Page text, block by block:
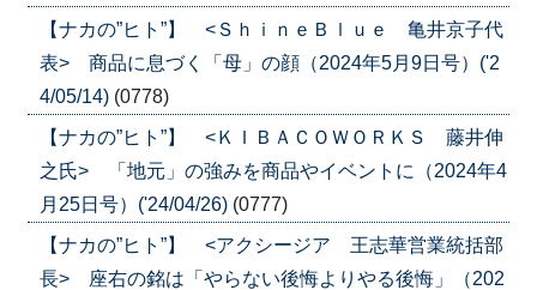
【ナカの”ヒト”】 <ＳｈｉｎｅＢｌｕｅ 亀井京子代
表> 商品に息づく「母」の顔（2024年5月9日号）('2
4/05/14) (0778)
【ナカの”ヒト”】 <ＫＩＢＡＣＯＷＯＲＫＳ 藤井伸
之氏> 「地元」の強みを商品やイベントに（2024年4
月25日号）('24/04/26) (0777)
【ナカの”ヒト”】 <アクシージア 王志華営業統括部
長> 座右の銘は「やらない後悔よりやる後悔」（202